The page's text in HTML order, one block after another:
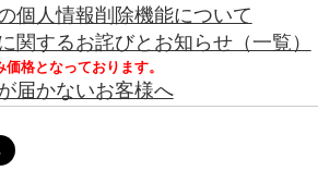
個人情報削除機能について
するお詫びとお知らせ（一覧）
格となっております。
届かないお客様へ